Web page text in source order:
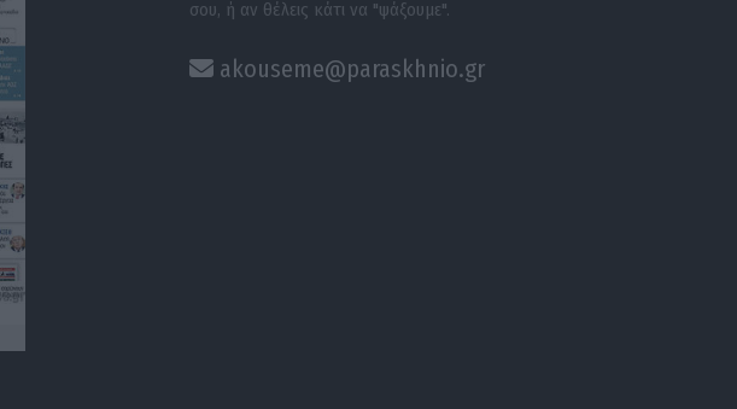
σου, ή αν θέλεις κάτι να "ψάξουμε".
akouseme@paraskhnio.gr